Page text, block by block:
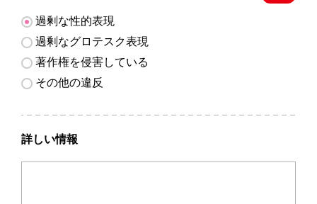
過剰な性的表現
過剰なグロテスク表現
著作権を侵害している
その他の違反
詳しい情報